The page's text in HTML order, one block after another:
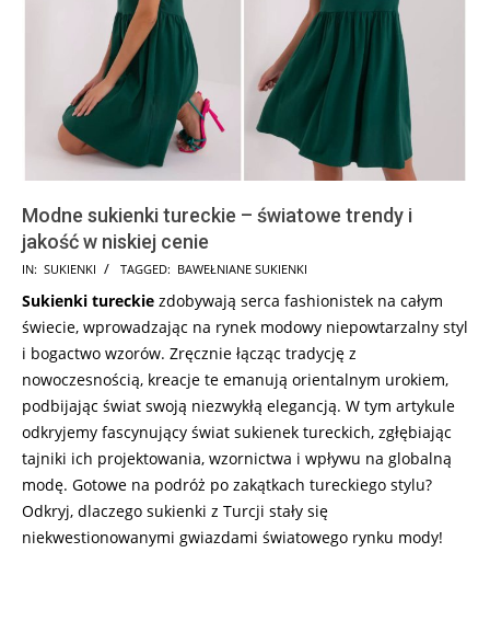
Modne sukienki tureckie – światowe trendy i
jakość w niskiej cenie
2024-
01-
16
IN: SUKIENKI TAGGED: BAWEŁNIANE SUKIENKI
Sukienki tureckie zdobywają serca fashionistek na całym
świecie, wprowadzając na rynek modowy niepowtarzalny styl
i bogactwo wzorów. Zręcznie łącząc tradycję z
nowoczesnością, kreacje te emanują orientalnym urokiem,
podbijając świat swoją niezwykłą elegancją. W tym artykule
odkryjemy fascynujący świat sukienek tureckich, zgłębiając
tajniki ich projektowania, wzornictwa i wpływu na globalną
modę. Gotowe na podróż po zakątkach tureckiego stylu?
Odkryj, dlaczego sukienki z Turcji stały się
niekwestionowanymi gwiazdami światowego rynku mody!